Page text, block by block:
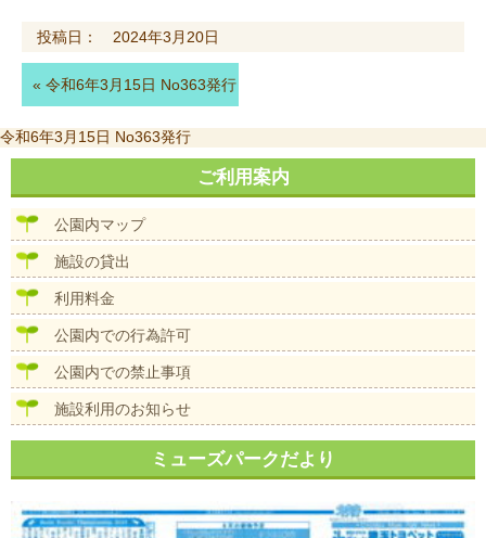
投稿日： 2024年3月20日
« 令和6年3月15日 No363発行
投
稿
ビ
令和6年3月15日 No363発行
ご利用案内
公園内マップ
施設の貸出
利用料金
公園内での行為許可
公園内での禁止事項
施設利用のお知らせ
ミューズパークだより